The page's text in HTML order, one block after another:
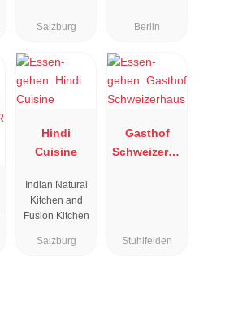
Salzburg Berlin
Hindi
Cuisine
Indian Natural
Kitchen and
Fusion Kitchen
Salzburg
Gasthof
Schweizerha
Stuhlfelden